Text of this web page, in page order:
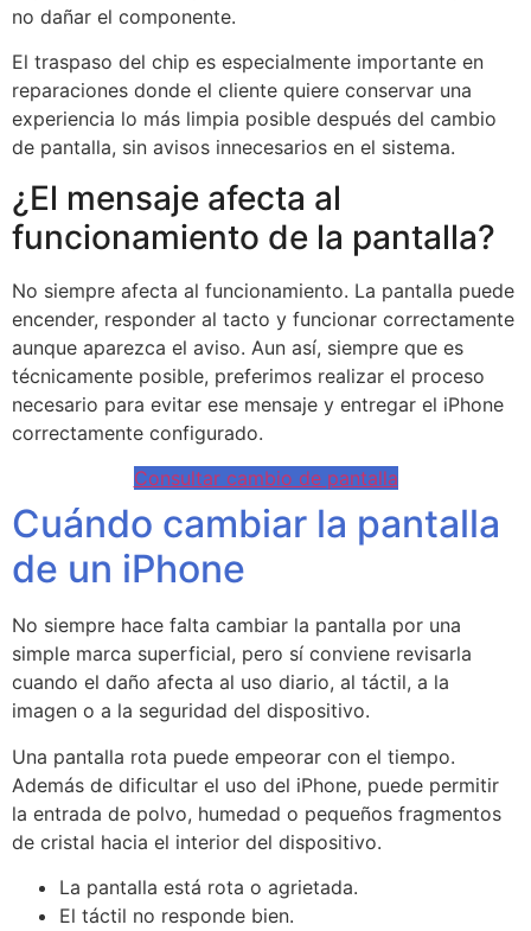
no dañar el componente.
El traspaso del chip es especialmente importante en
reparaciones donde el cliente quiere conservar una
experiencia lo más limpia posible después del cambio
de pantalla, sin avisos innecesarios en el sistema.
¿El mensaje afecta al
funcionamiento de la pantalla?
No siempre afecta al funcionamiento. La pantalla puede
encender, responder al tacto y funcionar correctamente
aunque aparezca el aviso. Aun así, siempre que es
técnicamente posible, preferimos realizar el proceso
necesario para evitar ese mensaje y entregar el iPhone
correctamente configurado.
Consultar cambio de pantalla
Cuándo cambiar la pantalla
de un iPhone
No siempre hace falta cambiar la pantalla por una
simple marca superficial, pero sí conviene revisarla
cuando el daño afecta al uso diario, al táctil, a la
imagen o a la seguridad del dispositivo.
Una pantalla rota puede empeorar con el tiempo.
Además de dificultar el uso del iPhone, puede permitir
la entrada de polvo, humedad o pequeños fragmentos
de cristal hacia el interior del dispositivo.
La pantalla está rota o agrietada.
El táctil no responde bien.